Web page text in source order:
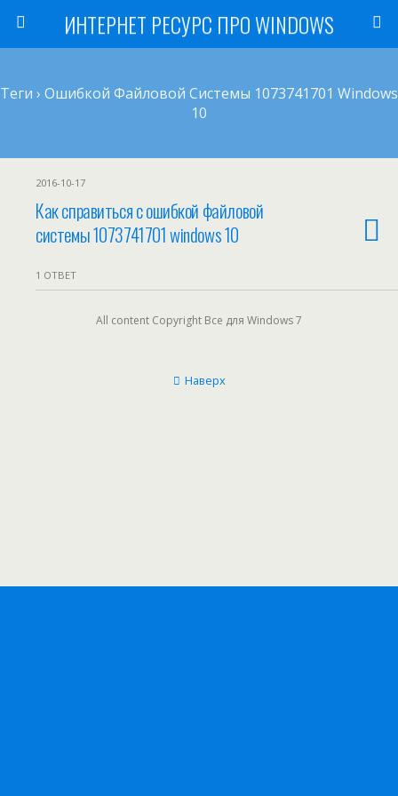
ИНТЕРНЕТ РЕСУРС ПРО WINDOWS
Теги › Ошибкой Файловой Системы 1073741701 Windows
10
2016-10-17
Как справиться с ошибкой файловой
системы 1073741701 windows 10
1 ОТВЕТ
All content Copyright Все для Windows 7
Наверх